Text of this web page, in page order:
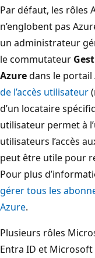
Par défaut, les rôles
n’englobent pas
un administrateur
le commutateur
Azuredans le portail
de l’accès utilisateur
d’un locataire
utilisateur permet à
utilisateurs l’accès
peut être utile pour
Pour plus
gérer tous les
Azure.
Plusieurs rôles
Entra ID et